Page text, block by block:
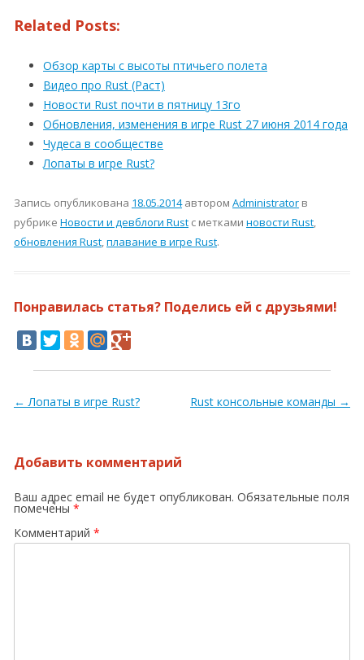
Related Posts:
Обзор карты с высоты птичьего полета
Видео про Rust (Раст)
Новости Rust почти в пятницу 13го
Обновления, изменения в игре Rust 27 июня 2014 года
Чудеса в сообществе
Лопаты в игре Rust?
Запись опубликована 18.05.2014автором Administrator в
рубрике Новости и девблоги Rust с метками новости Rust,
обновления Rust,плавание в игре Rust.
Понравилась статья? Поделись ей с друзьями!
Навигация по записям
← Лопаты в игре Rust? Rust консольные команды →
Добавить комментарий
Ваш адрес email не будет опубликован. Обязательные поля
помечены *
Комментарий *